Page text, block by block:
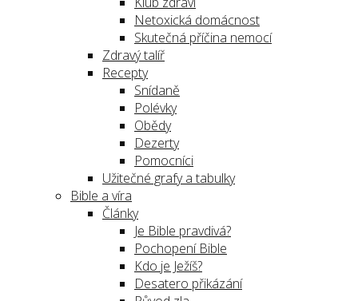
Netoxická domácnost
Skutečná příčina nemocí
Zdravý talíř
Recepty
Snídaně
Polévky
Obědy
Dezerty
Pomocníci
Užitečné grafy a tabulky
Bible a víra
Články
Je Bible pravdivá?
Pochopení Bible
Kdo je Ježíš?
Desatero přikázání